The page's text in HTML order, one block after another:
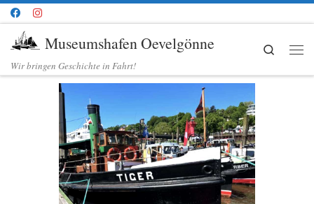
Zum Inhalt springen
Museumshafen Oevelgönne
Wir bringen Geschichte in Fahrt!
Search